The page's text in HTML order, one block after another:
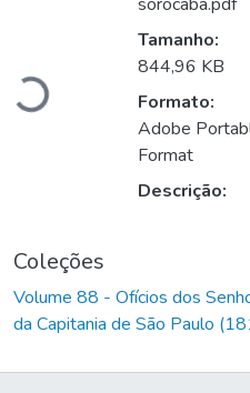
Tamanho:
844,96 KB
Formato:
Adobe
Format
Descrição:
Coleções
Volume 88 - Ofícios dos
da Capitania de São Paulo